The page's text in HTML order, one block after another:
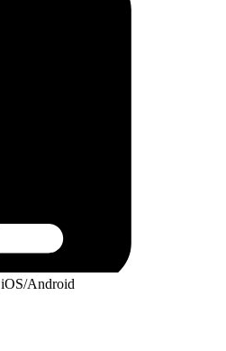
Android